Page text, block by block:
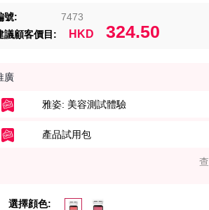
號:
7473
議顧客價目:
HKD 324.50
廣
雅姿: 美容測試體驗
產品試用包
選擇顔色: